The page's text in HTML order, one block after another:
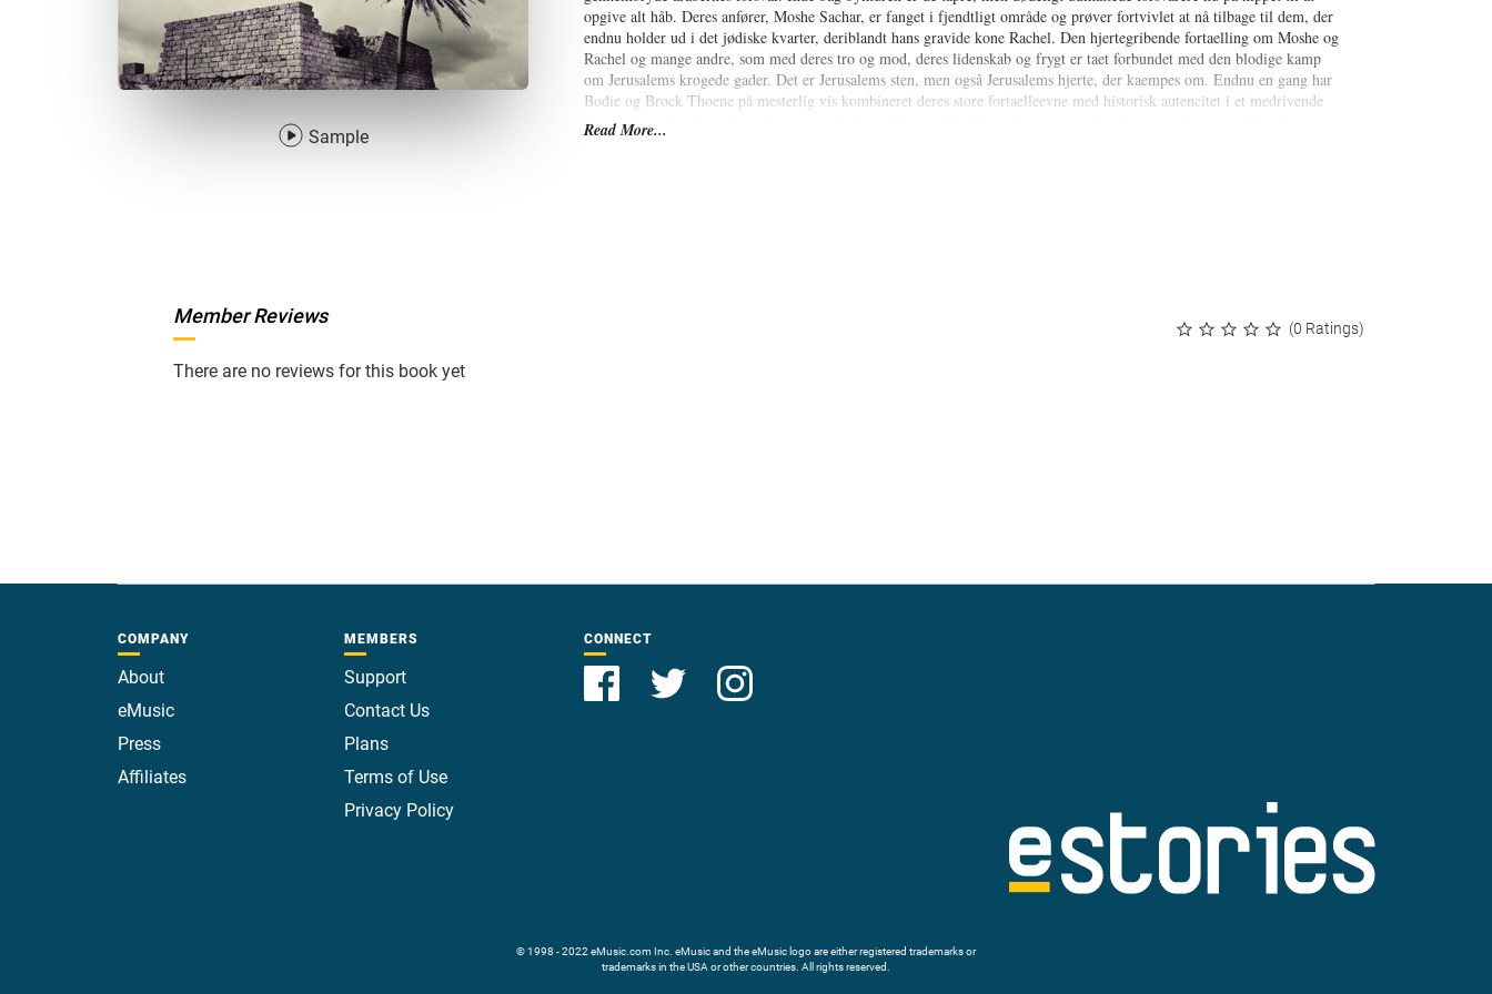
Sample
opgive alt håb. Deres anfører, Moshe Sachar, er fanget i fjendtligt område og prøver fortvivlet at nå tilbage til dem, der
endnu holder ud i det jødiske kvarter, deriblandt hans gravide kone Rachel. Den hjertegribende fortaelling om Moshe og
Rachel og mange andre, som med deres tro og mod, deres lidenskab og frygt er taet forbundet med den blodige kamp
om Jerusalems krogede gader. Det er Jerusalems sten, men også Jerusalems hjerte, der kaempes om. Endnu en gang har
Bodie og Brock Thoene på mesterlig vis kombineret deres store fortaelleevne med historisk autencitet i et medrivende
drama, der vil opsluge deres laesere og få dem til laengselsfuldt at afvente naeste bind i serien. En vaesentlig sidegevinst
ved laesning af Zion-arven, er en større forståelse for det, som sker i Jerusalems gader i vore dage.
Read More...
(0 Ratings)
Member Reviews
There are no reviews for this book yet
COMPANY
About
eMusic
Press
Affiliates
MEMBERS
Support
Contact Us
Plans
Terms of Use
Privacy Policy
CONNECT
© 1998 - 2022 eMusic.com Inc. eMusic and the eMusic logo are either registered trademarks or
trademarks in the USA or other countries. All rights reserved.